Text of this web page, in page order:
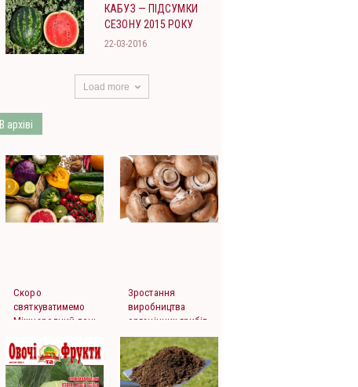
КАБУЗ — ПІДСУМКИ
СЕЗОНУ 2015 РОКУ
22-03-2016
Load more
В архіві
Скоро
святкуватимемо
Міжнародний день
Зростання
виробництва
органічних грибів